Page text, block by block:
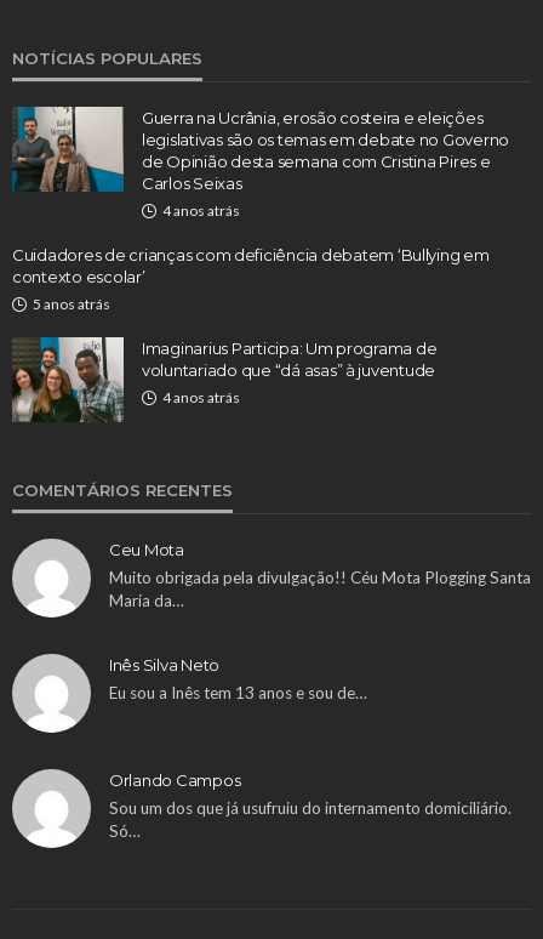
NOTÍCIAS POPULARES
Guerra na Ucrânia, erosão costeira e eleições
legislativas são os temas em debate no Governo
de Opinião desta semana com Cristina Pires e
Carlos Seixas
4 anos atrás
Cuidadores de crianças com deficiência debatem ‘Bullying em
contexto escolar’
5 anos atrás
Imaginarius Participa: Um programa de
voluntariado que “dá asas” à juventude
4 anos atrás
COMENTÁRIOS RECENTES
Ceu Mota
Muito obrigada pela divulgação!! Céu Mota Plogging Santa
Maria da…
Inês Silva Neto
Eu sou a Inês tem 13 anos e sou de…
Orlando Campos
Sou um dos que já usufruiu do internamento domiciliário.
Só…